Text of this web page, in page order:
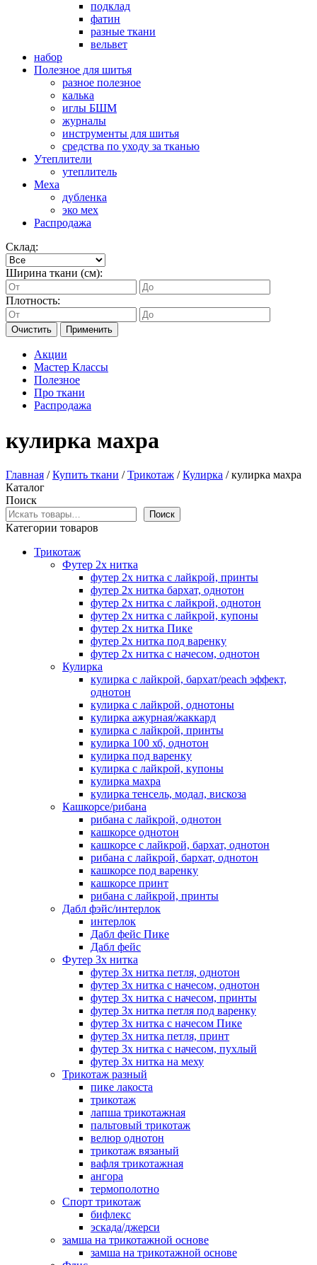
подклад
фатин
разные ткани
вельвет
набор
Полезное для шитья
разное полезное
калька
иглы БШМ
журналы
инструменты для шитья
средства по уходу за тканью
Утеплители
утеплитель
Меха
дубленка
эко мех
Распродажа
Склад:
Ширина ткани (см):
Плотность:
Очистить Применить
Акции
Мастер Классы
Полезное
Про ткани
Распродажа
кулирка махра
Главная /Купить ткани /Трикотаж /Кулирка / кулирка махра
Каталог
Поиск
Поиск
Категории товаров
Трикотаж
Футер 2х нитка
футер 2х нитка с лайкрой, принты
футер 2х нитка бархат, однотон
футер 2х нитка с лайкрой, однотон
футер 2х нитка с лайкрой, купоны
футер 2х нитка Пике
футер 2х нитка под варенку
футер 2х нитка с начесом, однотон
Кулирка
кулирка с лайкрой, бархат/peach эффект,
однотон
кулирка с лайкрой, однотоны
кулирка ажурная/жаккард
кулирка с лайкрой, принты
кулирка 100 хб, однотон
кулирка под варенку
кулирка с лайкрой, купоны
кулирка махра
кулирка тенсель, модал, вискоза
Кашкорсе/рибана
рибана с лайкрой, однотон
кашкорсе однотон
кашкорсе с лайкрой, бархат, однотон
рибана с лайкрой, бархат, однотон
кашкорсе под варенку
кашкорсе принт
рибана с лайкрой, принты
Дабл фэйс/интерлок
интерлок
Дабл фейс Пике
Дабл фейс
Футер 3х нитка
футер 3х нитка петля, однотон
футер 3х нитка с начесом, однотон
футер 3х нитка с начесом, принты
футер 3х нитка петля под варенку
футер 3х нитка с начесом Пике
футер 3х нитка петля, принт
футер 3х нитка с начесом, пухлый
футер 3х нитка на меху
Трикотаж разный
пике лакоста
трикотаж
лапша трикотажная
пальтовый трикотаж
велюр однотон
трикотаж вязаный
вафля трикотажная
ангора
термополотно
Спорт трикотаж
бифлекс
эскада/джерси
замша на трикотажной основе
замша на трикотажной основе